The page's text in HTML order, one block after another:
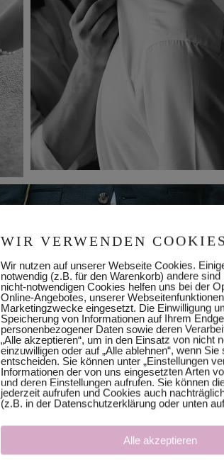
WIR VERWENDEN COOKIES
Wir nutzen auf unserer Webseite Cookies.
notwendig (z.B. für den Warenkorb) andere
nicht-notwendigen Cookies helfen uns bei der
Online-Angebotes, unserer
Marketingzwecke eingesetzt. Die Einwilligung
Speicherung von Informationen auf Ihrem
personenbezogener Daten sowie deren
„Alle akzeptieren“, um in den Einsatz von nicht
einzuwilligen oder auf „Alle ablehnen“, wenn Sie
entscheiden. Sie können unter „Einstellungen
Informationen der von uns eingesetzten Arten
und deren Einstellungen aufrufen. Sie können
jederzeit aufrufen und Cookies auch
(z.B. in der Datenschutzerklärung oder unten
Alle akzeptieren